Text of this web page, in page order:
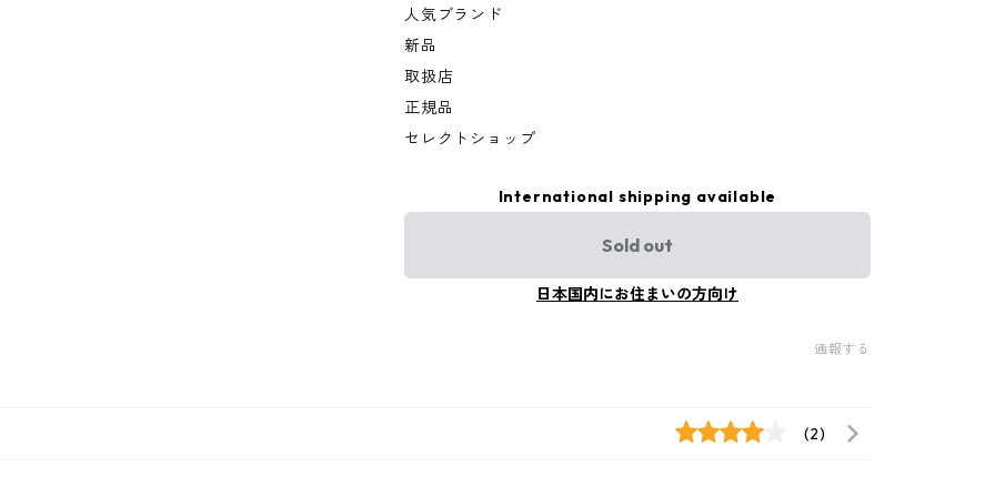
人気ブランド
新品
取扱店
正規品
セレクトショップ
International shipping available
Sold out
日本国内にお住まいの方向け
通報する
(2)